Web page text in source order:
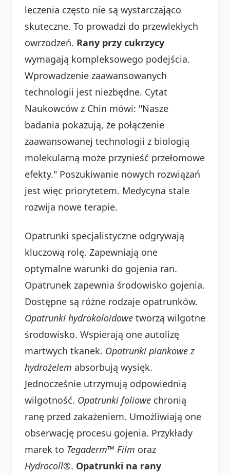
leczenia często nie są wystarczająco
skuteczne. To prowadzi do przewlekłych
owrzodzeń. Rany przy cukrzycy
wymagają kompleksowego podejścia.
Wprowadzenie zaawansowanych
technologii jest niezbędne. Cytat
Naukowców z Chin mówi: "Nasze
badania pokazują, że połączenie
zaawansowanej technologii z biologią
molekularną może przynieść przełomowe
efekty." Poszukiwanie nowych rozwiązań
jest więc priorytetem. Medycyna stale
rozwija nowe terapie.
Opatrunki specjalistyczne odgrywają
kluczową rolę. Zapewniają one
optymalne warunki do gojenia ran.
Opatrunek zapewnia środowisko gojenia.
Dostępne są różne rodzaje opatrunków.
Opatrunki hydrokoloidowe tworzą wilgotne
środowisko. Wspierają one autolizę
martwych tkanek. Opatrunki piankowe z
hydrożelem absorbują wysięk.
Jednocześnie utrzymują odpowiednią
wilgotność. Opatrunki foliowe chronią
ranę przed zakażeniem. Umożliwiają one
obserwację procesu gojenia. Przykłady
marek to Tegaderm™ Film oraz
Hydrocoll®. Opatrunki na rany